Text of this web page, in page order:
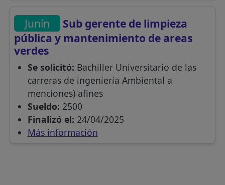
Junín
Sub gerente de limpieza
pública y mantenimiento de areas
verdes
Se solicitó: Bachiller Universitario de las
carreras de ingeniería Ambiental a
menciones) afines
Sueldo: 2500
Finalizó el: 24/04/2025
Más información